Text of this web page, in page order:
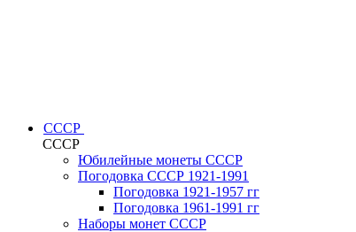
СССР
СССР
Юбилейные монеты СССР
Погодовка СССР 1921-1991
Погодовка 1921-1957 гг
Погодовка 1961-1991 гг
Наборы монет СССР